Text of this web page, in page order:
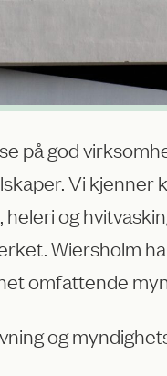
på god
Vi
og
Wiersholm
omfattende
og